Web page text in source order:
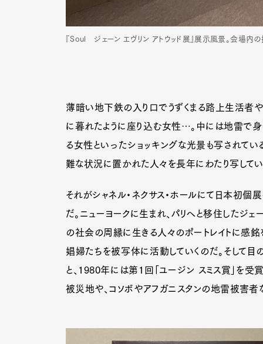
『Soul ジェーン エヴリン アトウッド展』展示風景。会場内の
薄暗い地下鉄の入り口でうずくまる路上生活者
に暮れたように座り込む女性…。中には地雷で
る女性といったショッキングな光景も写されてい
難な状況に置かれた人々を長年にわたり写してい
それがシャネル・ネクサス・ホールにて日本初個
だ。ニューヨークに生まれ、パリへと移住したジ
の社会の周縁に生きる人々のポートレイトに感銘
娼婦たちを被写体に活動していくのだ。そして
と、1980年には第1回「ユージン スミス賞」を受
被災地や、コソボやアフガニスタンの地雷被害者